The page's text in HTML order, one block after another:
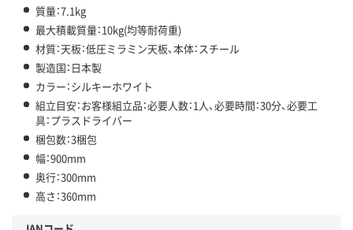
質量：7.1kg
最大積載質量：10kg(均等耐荷重)
材質：天板：低圧ミラミン天板、本体：スチール
製造国：日本製
カラー：シルキーホワイト
組立目安：お客様組立品：必要人数：1人、必要時間：30分、必要工
具：プラスドライバー
梱包数：3梱包
幅：900mm
奥行：300mm
高さ：360mm